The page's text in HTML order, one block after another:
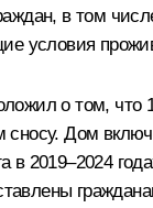
в том
условия
о том,
Дом
2019–2024